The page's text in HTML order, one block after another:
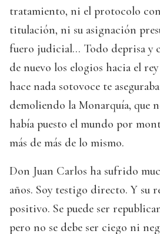
tratamiento, ni el protocolo
titulación, ni su asignación
fuero judicial… Todo deprisa y
de nuevo los elogios hacia el
hace nada sotovoce te
demoliendo la Monarquía, que
había puesto el mundo por
más de más de lo mismo.
Don Juan Carlos ha sufrido
años. Soy testigo directo. Y su
positivo. Se puede ser
pero no se debe ser ciego ni